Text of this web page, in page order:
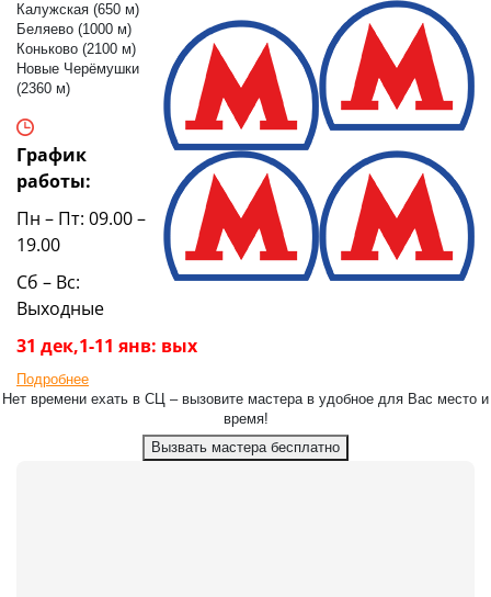
Калужская (650 м)
Беляево (1000 м)
Коньково (2100 м)
Новые Черёмушки
(2360 м)
График
работы:
Пн – Пт: 09.00 –
19.00
Сб – Вс:
Выходные
31 дек,1-11 янв: вых
Подробнее
Нет времени ехать в СЦ – вызовите мастера в удобное для Вас место и
время!
Вызвать мастера бесплатно